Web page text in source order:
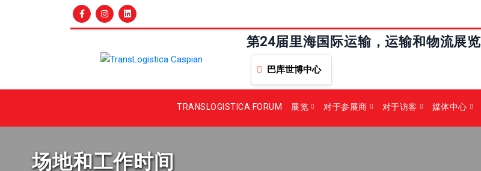
第24届里海国际运输，运输和物流展览
巴库世博中心
TRANSLOGISTICA FORUM 展览 对于参展商 对于访客 媒体中心
场地和工作时间